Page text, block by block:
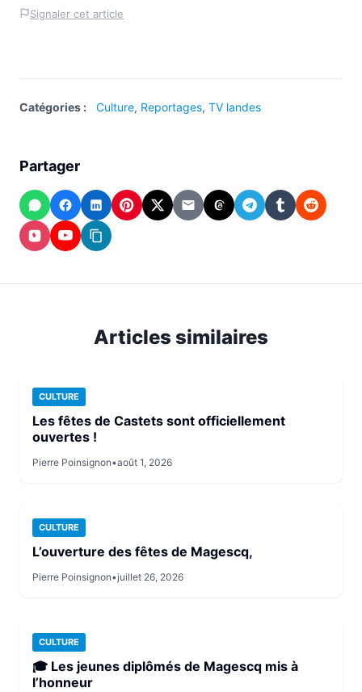
Signaler cet article
Catégories : Culture, Reportages, TV landes
Partager
WhatsApp
Facebook
LinkedInPinterest
X
EmailThreadsTelegram
TumblrReddit
Instagram
YouTubeCopier
lien
Articles similaires
CULTURE
Les fêtes de Castets sont officiellement
ouvertes !
Pierre Poinsignon•août 1, 2026
CULTURE
L’ouverture des fêtes de Magescq,
Pierre Poinsignon•juillet 26, 2026
CULTURE
🎓 Les jeunes diplômés de Magescq mis à
l’honneur